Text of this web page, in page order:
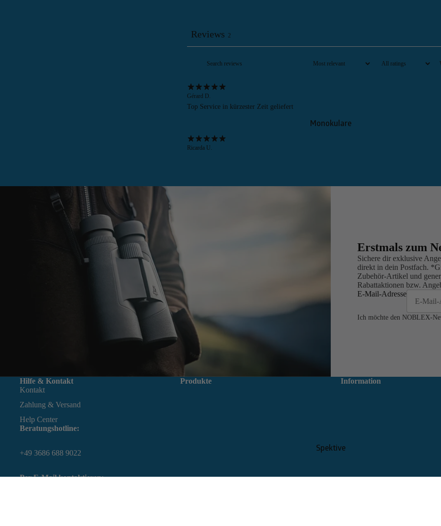
Monokulare
Spektive
Reviews 2
Gérard D.
Top Service in kürzester Zeit geliefert
Ricarda U.
Erstmals zum
Sichere dir exklusive
direkt in dein Postfach.
Zubehör-Artikel und
Rabattaktionen bzw.
E-Mail-Adresse
Ich möchte den NOBLEX-
Hilfe & Kontakt
Kontakt
Zahlung & Versand
Help Center
Beratungshotline:
+49 3686 688 9022
Per E-Mail kontaktieren:
Produkte Information